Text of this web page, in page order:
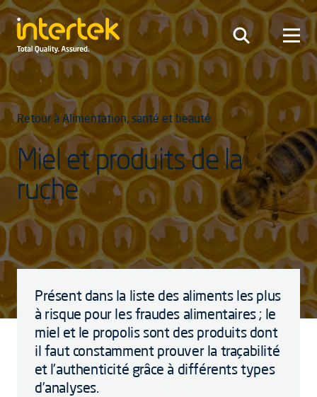
Retour à Alimentation, santé et beauté
Miel et produits de la
ruche
Présent dans la liste des aliments les plus
à risque pour les fraudes alimentaires ; le
miel et le propolis sont des produits dont
il faut constamment prouver la traçabilité
et l’authenticité grâce à différents types
d’analyses.